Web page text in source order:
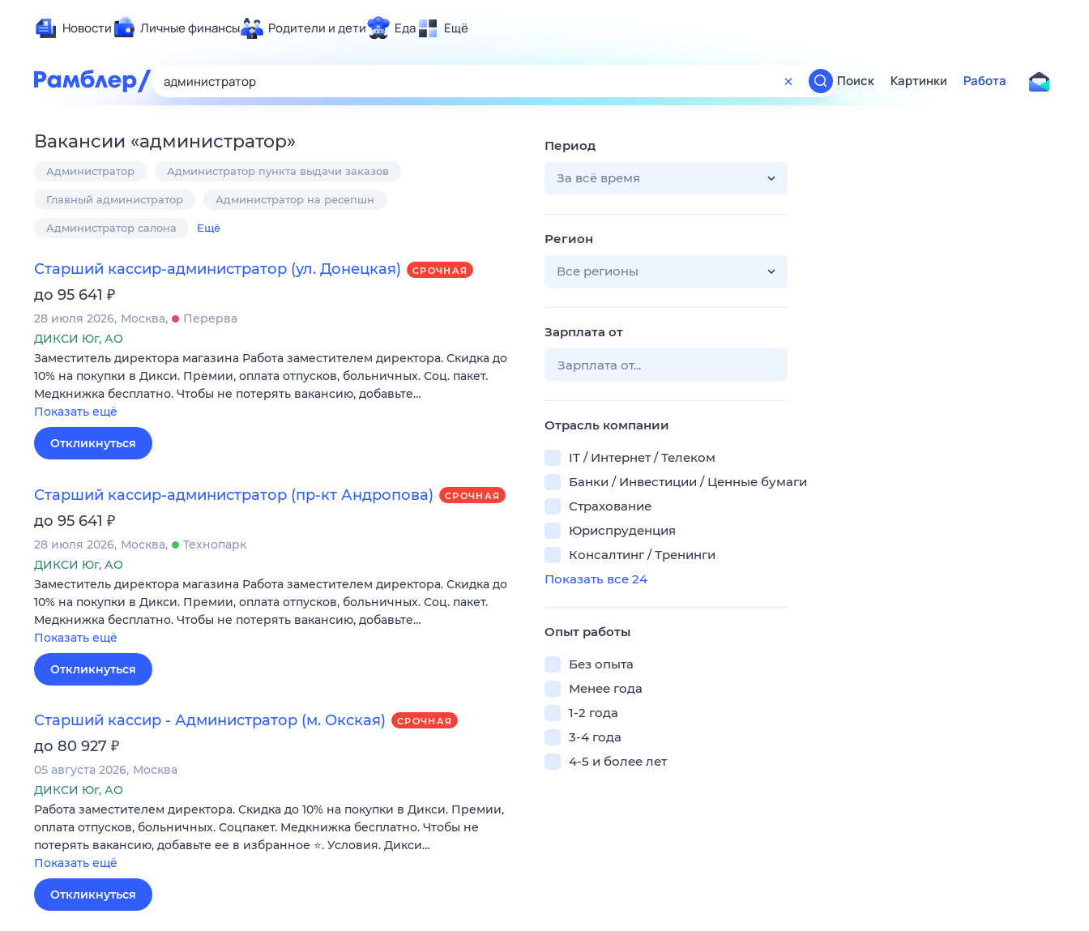
Новости Личные финансы Родители и дети Еда Ещё
Развлечения и отдых
Карьера
Авто
Сберегаем вместе
Поиск
ТВ-программа
Поиск Картинки Работа
Вакансии «администратор»
Администратор Администратор пункта выдачи заказов
Главный администратор Администратор на ресепшн
Администратор салона Ещё
Старший кассир-администратор (ул. Донецкая) СРОЧНАЯ
до 95 641 ₽
28 июля 2026 Москва
Перерва
ДИКСИ Юг, АО
Заместитель директора магазина Работа заместителем директора. Скидка до
10% на покупки в Дикси. Премии, оплата отпусков, больничных. Соц. пакет.
Медкнижка бесплатно. Чтобы не потерять вакансию, добавьте…
Показать ещё
Откликнуться
Старший кассир-администратор (пр-кт Андропова) СРОЧНАЯ
до 95 641 ₽
28 июля 2026 Москва
Технопарк
ДИКСИ Юг, АО
Заместитель директора магазина Работа заместителем директора. Скидка до
10% на покупки в Дикси. Премии, оплата отпусков, больничных. Соц. пакет.
Медкнижка бесплатно. Чтобы не потерять вакансию, добавьте…
Показать ещё
Откликнуться
Старший кассир - Администратор (м. Окская) СРОЧНАЯ
до 80 927 ₽
05 августа 2026 Москва
ДИКСИ Юг, АО
Работа заместителем директора. Скидка до 10% на покупки в Дикси. Премии,
оплата отпусков, больничных. Соцпакет. Медкнижка бесплатно. Чтобы не
потерять вакансию, добавьте ее в избранное ⭐. Условия. Дикси…
Показать ещё
Откликнуться
Период
За всё время
Регион
Все регионы
Зарплата от
Отрасль компании
IT / Интернет / Телеком
Банки / Инвестиции / Ценные бумаги
Страхование
Юриспруденция
Консалтинг / Тренинги
Показать все 24
Опыт работы
Без опыта
Менее года
1-2 года
3-4 года
4-5 и более лет